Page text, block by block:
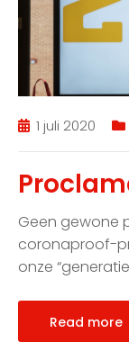
1 juli 2020
Geen gewone
coronaproof-
onze
Read more